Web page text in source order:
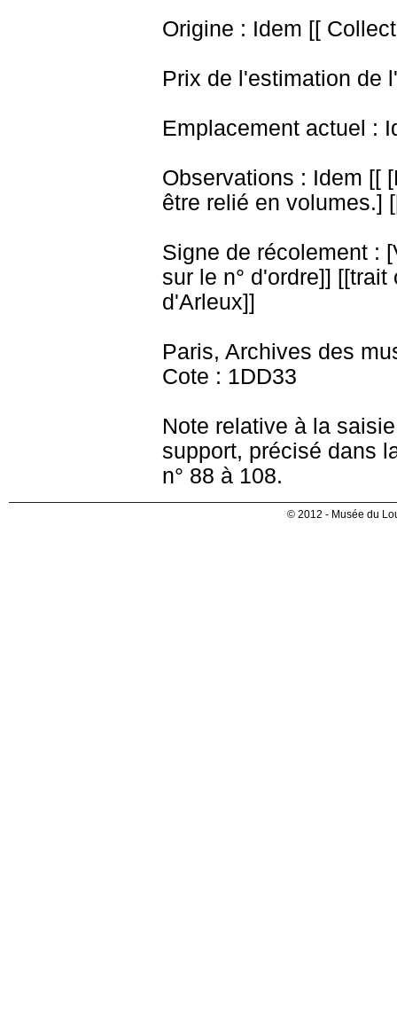
Origine : Idem [[
Prix de l'estimation de
Emplacement actuel :
Observations : Idem [[
être relié en volumes.]
Signe de récolement :
sur le n° d'ordre]]
d'Arleux]]
Paris, Archives des
Cote : 1DD33
Note relative à la
support, précisé dans
n° 88 à 108.
© 2012 - Musée du